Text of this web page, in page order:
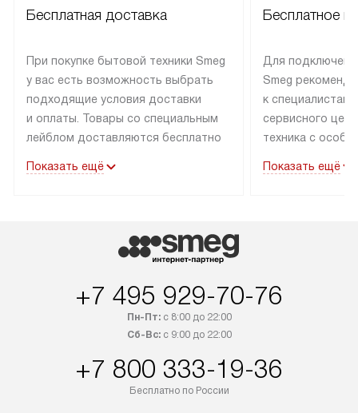
Бесплатная доставка
При покупке бытовой техники Smeg
у вас есть возможность выбрать
подходящие условия доставки
и оплаты. Товары со специальным
лейблом доставляются бесплатно
до подъезда. Доставка за пределы
маркировку «в наличии», может
быть отправлен покупателю
в Санкт-Петербург и другие
транспортные компании. После
доставляем заказ до офиса
транспортной компании в Москве.
Показать ещё
Бесплатное
Для
Smeg
к специалистам
сервисного
техника с
коммуникациям.
подключения к
определяется в
Показать ещё
+7 495 929-70-76
Пн-Пт:с 8:00 до 22:00
Сб-Вс:с 9:00 до 22:00
+7 800 333-19-36
Бесплатно по России